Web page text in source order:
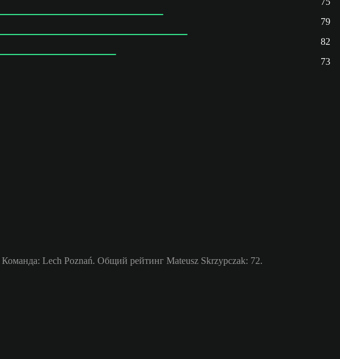
79
82
73
Lech Poznań. Общий рейтинг Mateusz Skrzypczak: 72.